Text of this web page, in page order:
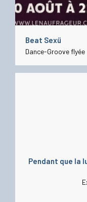
Beat Sexü
Dance-Groove flyée
Pendant que la